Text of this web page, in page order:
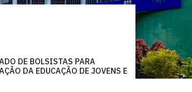
DE BOLSISTAS PARA
DA EDUCAÇÃO DE JOVENS E